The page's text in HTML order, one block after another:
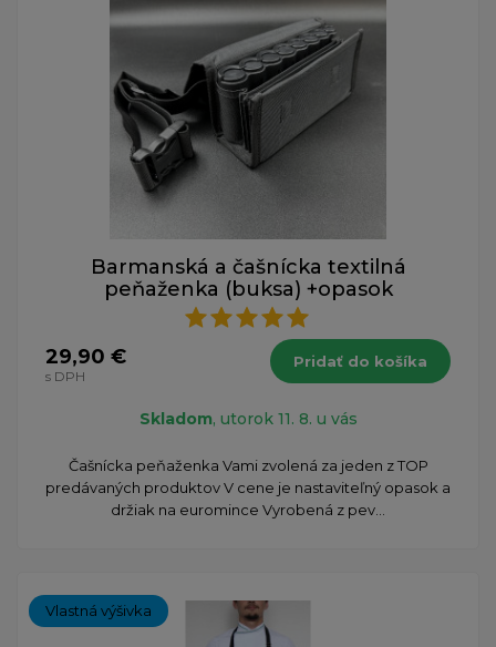
Barmanská a čašnícka textilná
peňaženka (buksa) +opasok
29,90 €
s DPH
Pridať do košíka
Skladom, utorok 11. 8. u vás
Čašnícka peňaženka Vami zvolená za jeden z TOP
predávaných produktov V cene je nastaviteľný opasok a
držiak na euromince Vyrobená z pev...
Vlastná výšivka